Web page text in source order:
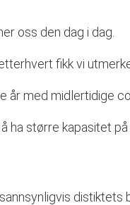
oss den dag i dag.
fikk vi
med midlertidige
ha større kapasitet på